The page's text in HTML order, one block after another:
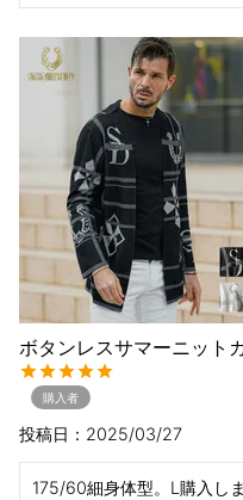
ボタンレスサマーニット
購入者
投稿日 2025/03/27
175/60細身体型。L購入しま